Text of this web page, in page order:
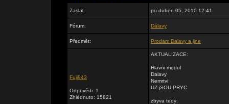
Zaslal: po duben 05, 2010 12:41
Fórum: Dálavy
Předmět: Prodam Dalavy a jine
Fuji943
Odpovědi: 1
Zhlédnuto: 15821
AKTUALIZACE:
Hlavni modul
Dalavy
Nemrtvi
UZ jSOU PRYC
zbyva tedy: